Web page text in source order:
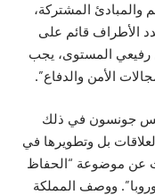
والمبادئ المشتركة،
الأطراف قائم على
رفيعي المستوى، يجب
الأمن والدفاع”.
جونسون في ذلك
بل وتطويرها في
عن موضوعة “الحفاظ
ووصف المملكة